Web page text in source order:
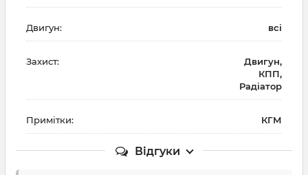
Двигун: всі
Захист:
Двигун,
КПП,
Радіатор
Примітки: КГМ
Відгуки